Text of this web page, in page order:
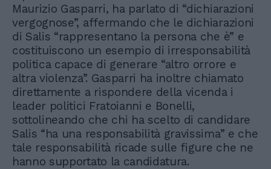
Maurizio Gasparri, ha parlato di “dichiarazioni
vergognose”, affermando che le dichiarazioni
di Salis “rappresentano la persona che è” e
costituiscono un esempio di irresponsabilità
politica capace di generare “altro orrore e
altra violenza”. Gasparri ha inoltre chiamato
direttamente a rispondere della vicenda i
leader politici Fratoianni e Bonelli,
sottolineando che chi ha scelto di candidare
Salis “ha una responsabilità gravissima” e che
tale responsabilità ricade sulle figure che ne
hanno supportato la candidatura.